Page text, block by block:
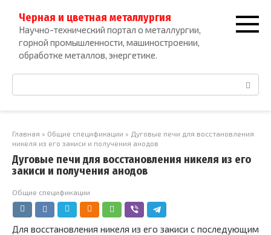
контенту
Черная и цветная металлургия
Научно-технический портал о металлургии,
горной промышленности, машиностроении,
обработке металлов, энергетике.
Поиск:
Главная » Общие спецификации » Дуговые печи для восстановления
никеля из его закиси и получения анодов
Дуговые печи для восстановления никеля из его
закиси и получения анодов
Общие спецификации
Для восстановления никеля из его закиси с последую­щим